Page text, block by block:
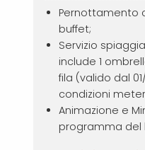
Pernottamento
buffet;
Servizio
include 1
fila (valido dal
condizioni
Animazione e
programma del